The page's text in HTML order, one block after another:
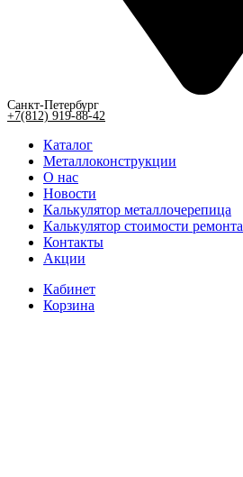
Санкт-Петербург
+7(812) 919-88-42
Каталог
Металлоконструкции
О нас
Новости
Калькулятор металлочерепица
Калькулятор стоимости ремонта
Контакты
Акции
Кабинет
Корзина